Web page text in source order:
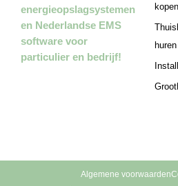
energieopslagsystemen
en Nederlandse EMS
software voor
particulier en bedrijf!
kopen
huren
Algemene voorwaarden